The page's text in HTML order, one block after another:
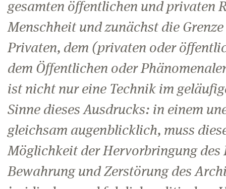
gesamten öffentlichen und privaten
Menschheit und zunächst die
Privaten, dem (privaten oder
dem Öffentlichen oder
ist nicht nur eine Technik im
Sinne dieses Ausdrucks: in einem
gleichsam augenblicklich, muss
Möglichkeit der Hervorbringung des
Bewahrung und Zerstörung des